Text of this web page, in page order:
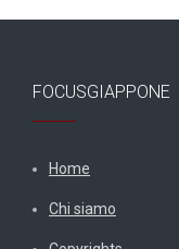
FOCUSGIAPPONE
Home
Chi siamo